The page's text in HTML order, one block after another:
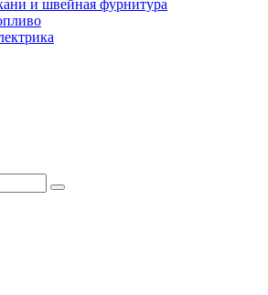
и швейная фурнитура